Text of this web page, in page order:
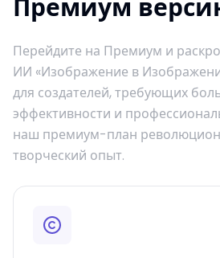
Премиум
Перейдите на Премиум и
ИИ «Изображение в
для создателей, требующих
эффективности и
наш премиум-план
творческий опыт.